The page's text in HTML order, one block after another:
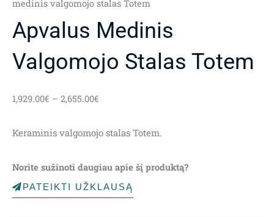
medinis valgomojo stalas Totem
Apvalus Medinis
Valgomojo Stalas Totem
1,929.00€ – 2,655.00€
through
Keraminis valgomojo stalas Totem.
Norite sužinoti daugiau apie šį produktą?
PATEIKTI UŽKLAUSĄ